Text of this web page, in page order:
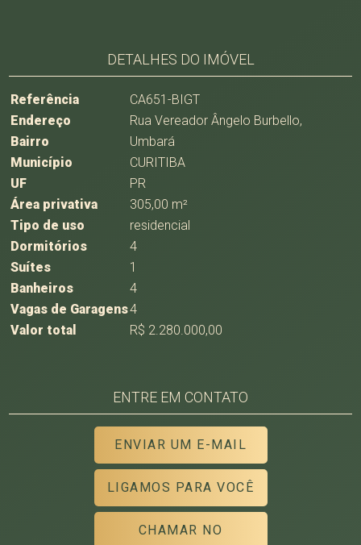
DETALHES DO IMÓVEL
Referência
CA651-BIGT
Endereço
Rua Vereador Ângelo Burbello,
Bairro
Umbará
Município
CURITIBA
UF
PR
Área privativa
305,00 m²
Tipo de uso
residencial
Dormitórios
4
Suítes
1
Banheiros
4
Vagas de Garagens4
Valor total
R$ 2.280.000,00
ENTRE EM CONTATO
ENVIAR UM E-MAIL
LIGAMOS PARA VOCÊ
CHAMAR NO